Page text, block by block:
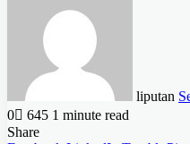
liputan
0
645 1 minute read
Share